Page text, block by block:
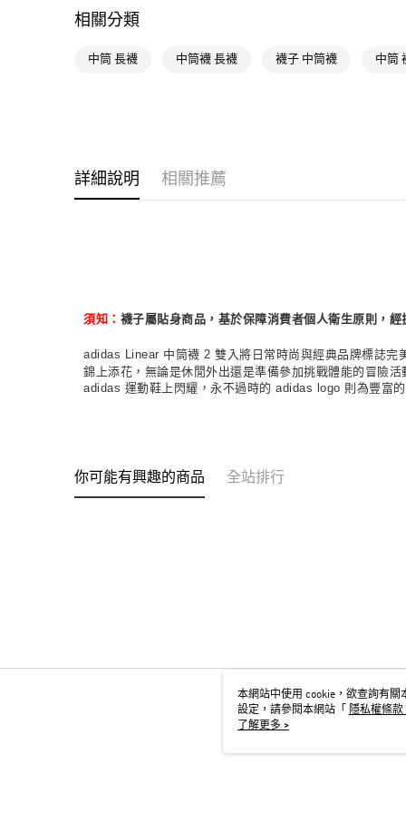
相關分類
中筒 長襪 中筒襪 長襪 襪子 中筒襪 中筒
詳細說明 相關推薦
須知： 襪子屬貼身商品，基於保障消費者個人衛生原則，
adidas Linear 中筒襪 2 雙入將日常時尚與經典品牌標誌完
錦上添花，無論是休閒外出還是準備參加挑戰體能的冒險
adidas 運動鞋上閃耀，永不過時的 adidas logo 則為豐富
你可能有興趣的商品 全站排行
本網站中使用 cookie，欲查詢有關
設定，請參閱本網站「
隱私權條款
用 cookie。
了解更多 >